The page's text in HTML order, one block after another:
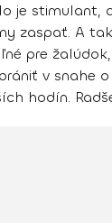
je stimulant,
zaspať. A
pre
v snahe
hodín.